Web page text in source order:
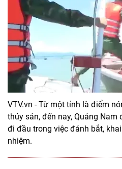
VTV.vn - Từ một tỉnh là điểm
thủy sản, đến nay, Quảng
đi đầu trong việc đánh bắt,
nhiệm.